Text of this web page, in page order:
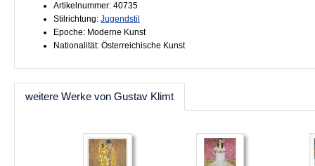
Artikelnummer: 40735
Stilrichtung: Jugendstil
Epoche: Moderne Kunst
Nationalität: Österreichische Kunst
weitere Werke von Gustav Klimt